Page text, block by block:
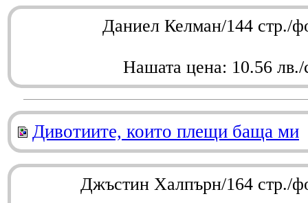
Даниел Келман/144 стр./
Нашата цена: 10.56 лв./
Дивотиите, които плещи баща ми
Джъстин Халпърн/164 стр./